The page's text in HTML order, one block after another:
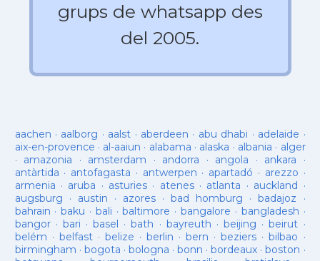
grups de whatsapp des
del 2005.
aachen · aalborg · aalst · aberdeen · abu dhabi · adelaide ·
aix-en-provence · al-aaiun · alabama · alaska · albania · alger
· amazonia · amsterdam · andorra · angola · ankara ·
antàrtida · antofagasta · antwerpen · apartadó · arezzo ·
armenia · aruba · asturies· atenes· atlanta · auckland ·
augsburg · austin · azores·bad homburg ·badajoz ·
bahrain ·baku · bali ·baltimore ·bangalore · bangladesh ·
bangor· bari ·basel ·bath · bayreuth ·beijing ·beirut ·
belém · belfast· belize · berlin ·bern ·beziers ·bilbao ·
birmingham · bogota · bologna ·bonn ·bordeaux ·boston ·